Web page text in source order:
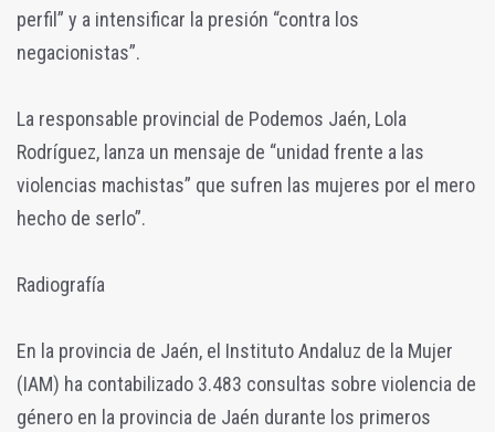
perfil” y a intensificar la presión “contra los
negacionistas”.
La responsable provincial de Podemos Jaén, Lola
Rodríguez, lanza un mensaje de “unidad frente a las
violencias machistas” que sufren las mujeres por el mero
hecho de serlo”.
Radiografía
En la provincia de Jaén, el Instituto Andaluz de la Mujer
(IAM) ha contabilizado 3.483 consultas sobre violencia de
género en la provincia de Jaén durante los primeros